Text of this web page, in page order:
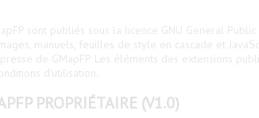
sont publiés sous la licence GNU General
PROPRIÉTAIRE (V1.0)